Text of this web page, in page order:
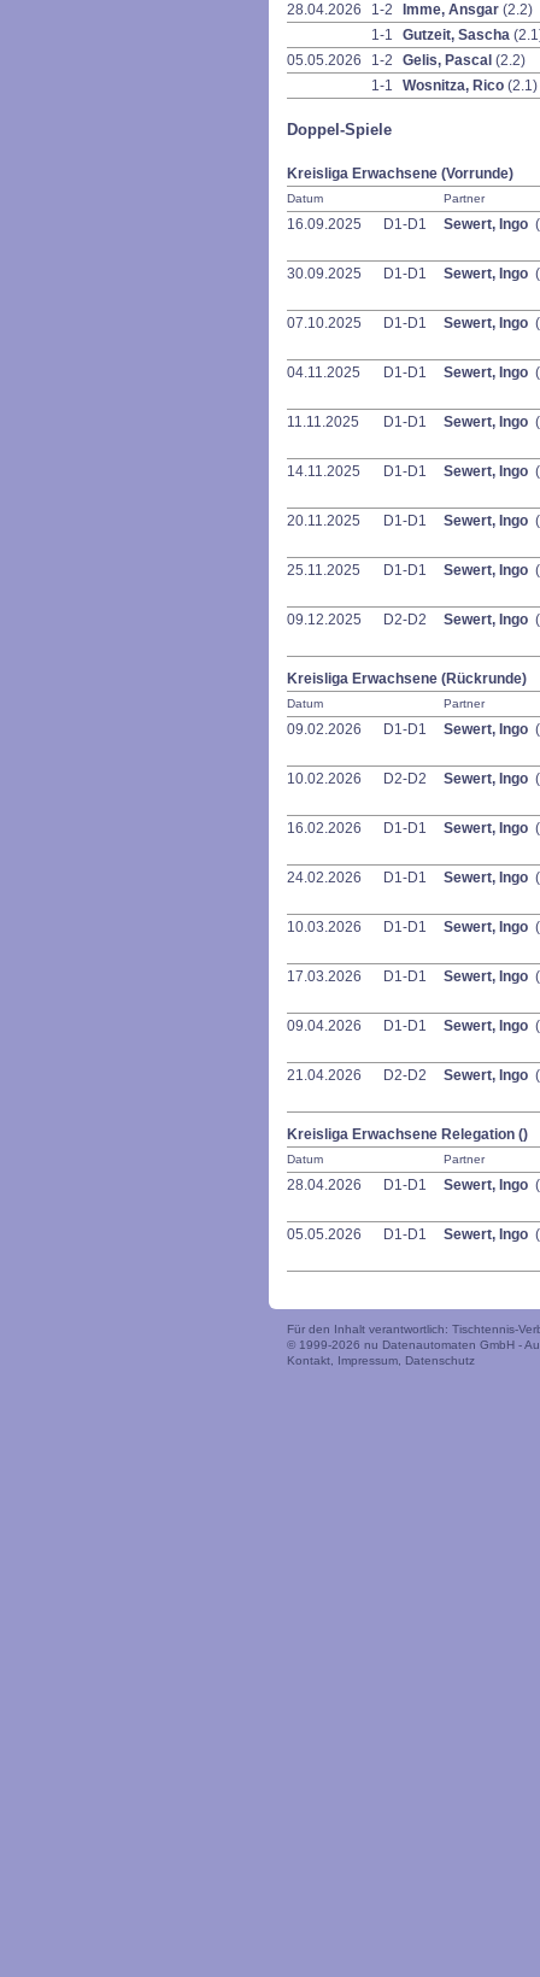
28.04.2026 1-2 Imme, Ansgar (2.2)
1-1
Gutzeit, Sascha
05.05.2026
1-2 Gelis, Pascal (2.2)
1-1
Wosnitza, Rico (2.1)
Doppel-Spiele
Kreisliga Erwachsene (Vorrunde)
Datum Partner
16.09.2025 D1-D1 Sewert, Ingo
30.09.2025 D1-D1 Sewert, Ingo
07.10.2025 D1-D1 Sewert, Ingo
04.11.2025 D1-D1 Sewert, Ingo
11.11.2025 D1-D1 Sewert, Ingo
14.11.2025 D1-D1 Sewert, Ingo
20.11.2025 D1-D1 Sewert, Ingo
25.11.2025 D1-D1 Sewert, Ingo
09.12.2025 D2-D2 Sewert, Ingo
Kreisliga Erwachsene (Rückrunde)
Datum Partner
09.02.2026 D1-D1 Sewert, Ingo
10.02.2026 D2-D2 Sewert, Ingo
16.02.2026 D1-D1 Sewert, Ingo
24.02.2026 D1-D1 Sewert, Ingo
10.03.2026 D1-D1 Sewert, Ingo
17.03.2026 D1-D1 Sewert, Ingo
09.04.2026 D1-D1 Sewert, Ingo
21.04.2026 D2-D2 Sewert, Ingo
Kreisliga Erwachsene Relegation ()
Datum Partner
28.04.2026 D1-D1 Sewert, Ingo
05.05.2026 D1-D1 Sewert, Ingo
Für den Inhalt verantwortlich: Tischtennis-
© 1999-2026 nu Datenautomaten GmbH -
Kontakt
Impressum Datenschutz